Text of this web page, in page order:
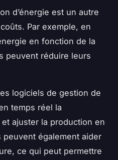
d’énergie est un autre
Par exemple, en
en fonction de la
peuvent réduire leurs
logiciels de gestion de
temps réel la
ajuster la production en
également aider
ce qui peut permettre